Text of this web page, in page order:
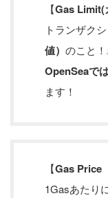
【Gas Limit(
トランザク
値） のこと
OpenSeaで
ます！
【Gas Price
1Gasあたり